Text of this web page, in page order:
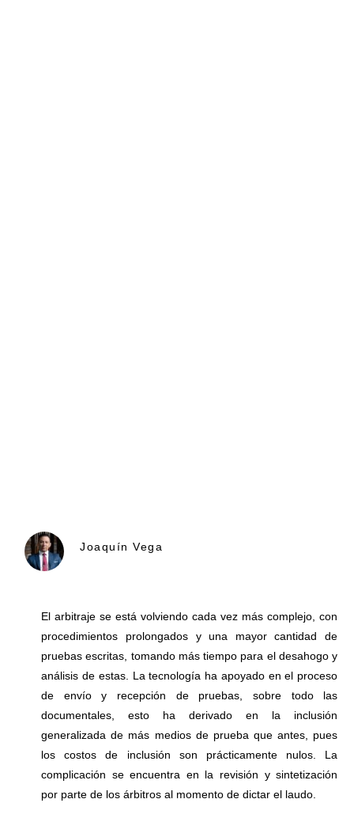
Joaquín Vega
El arbitraje se está volviendo cada vez más complejo, con
procedimientos prolongados y una mayor cantidad de
pruebas escritas, tomando más tiempo para el desahogo y
análisis de estas. La tecnología ha apoyado en el proceso
de envío y recepción de pruebas, sobre todo las
documentales, esto ha derivado en la inclusión
generalizada de más medios de prueba que antes, pues
los costos de inclusión son prácticamente nulos. La
complicación se encuentra en la revisión y sintetización
por parte de los árbitros al momento de dictar el laudo.